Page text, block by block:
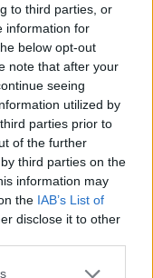
to third parties, or
information for
below opt-out
note that after your
seeing
utilized by
parties prior to
of the further
third parties on the
information may
the IAB’s List of
disclose it to other